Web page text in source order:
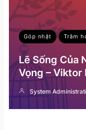
Góp nhặt Trăm
Lẽ Sống Của
Vọng – Viktor
System